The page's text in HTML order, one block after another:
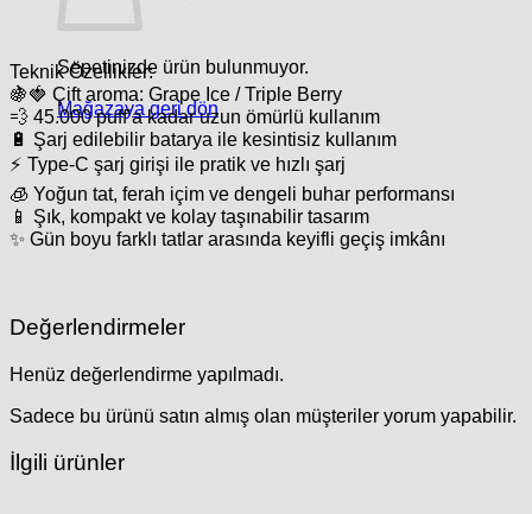
Sepetinizde ürün bulunmuyor.
Mağazaya geri dön
Teknik Özellikler:
🍇🍓 Çift aroma: Grape Ice / Triple Berry
💨 45.000 puff’a kadaruzun ömürlü kullanım
🔋 Şarj edilebilir batarya ile kesintisiz kullanım
⚡ Type-C şarj girişi ile pratik ve hızlı şarj
🧊 Yoğun tat, ferah içim ve dengeli buhar performansı
📱 Şık, kompakt ve kolay taşınabilir tasarım
✨ Gün boyu farklı tatlar arasında keyifli geçiş imkânı
Değerlendirmeler
Henüz değerlendirme yapılmadı.
Sadece bu ürünü satın almış olan müşteriler yorum yapabilir.
İlgili ürünler